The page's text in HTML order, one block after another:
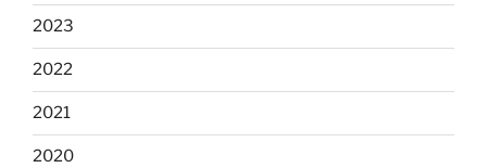
2023
2022
2021
2020